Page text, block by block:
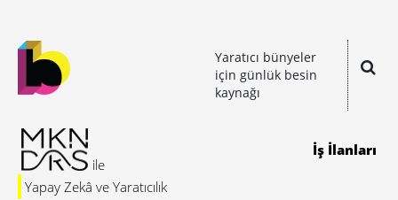
Yaratıcı bünyeler
için günlük besin
kaynağı
Yapay Zekâ ve Yaratıcılık
İş İlanları